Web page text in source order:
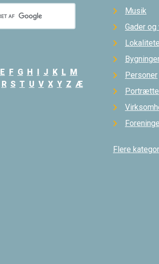
E F G H I J K L M
R S T U V X Y Z Æ
Musik
Gader og
Personer
Flere